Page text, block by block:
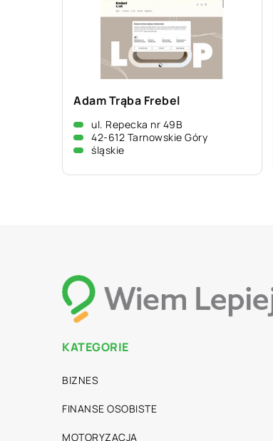
Adam Trąba Frebel
ul. Repecka nr 49B
42-612 Tarnowskie Góry
śląskie
KATEGORIE
BIZNES
FINANSE OSOBISTE
MOTORYZACJA